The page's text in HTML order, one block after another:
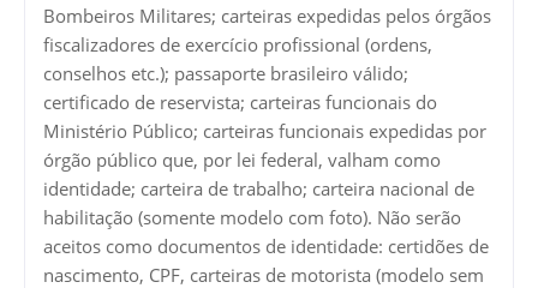
Bombeiros Militares; carteiras expedidas pelos órgãos
fiscalizadores de exercício profissional (ordens,
conselhos etc.); passaporte brasileiro válido;
certificado de reservista; carteiras funcionais do
Ministério Público; carteiras funcionais expedidas por
órgão público que, por lei federal, valham como
identidade; carteira de trabalho; carteira nacional de
habilitação (somente modelo com foto). Não serão
aceitos como documentos de identidade: certidões de
nascimento, CPF, carteiras de motorista (modelo sem